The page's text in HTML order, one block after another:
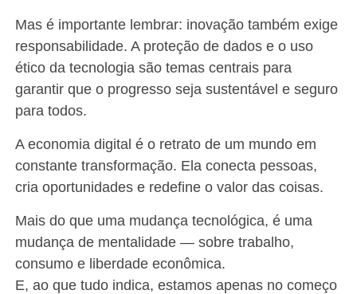
Mas é importante lembrar: inovação também exige
responsabilidade. A proteção de dados e o uso
ético da tecnologia são temas centrais para
garantir que o progresso seja sustentável e seguro
para todos.
A economia digital é o retrato de um mundo em
constante transformação. Ela conecta pessoas,
cria oportunidades e redefine o valor das coisas.
Mais do que uma mudança tecnológica, é uma
mudança de mentalidade — sobre trabalho,
consumo e liberdade econômica.
E, ao que tudo indica, estamos apenas no começo